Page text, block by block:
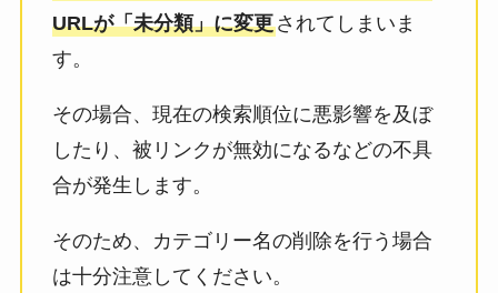
URLが「未分類」に変更されてしまいま
す。
その場合、現在の検索順位に悪影響を及ぼ
したり、被リンクが無効になるなどの不具
合が発生します。
そのため、カテゴリー名の削除を行う場合
は十分注意してください。